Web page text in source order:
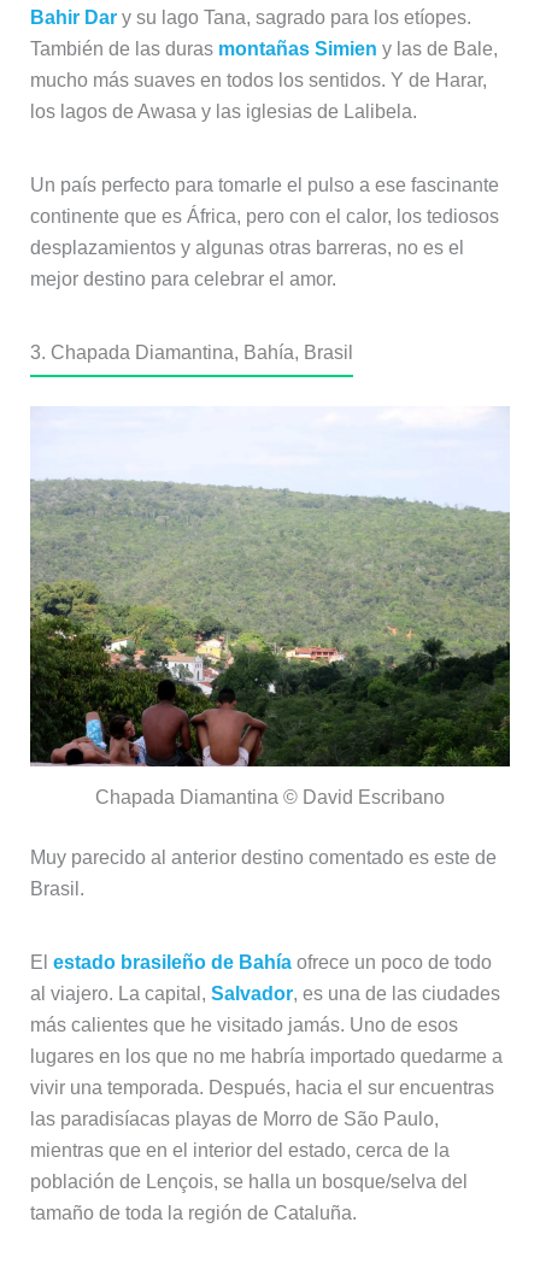
Bahir Dary su lago Tana, sagrado para los etíopes.
También de las duras montañas Simien y las de Bale,
mucho más suaves en todos los sentidos. Y de Harar,
los lagos de Awasa y las iglesias de Lalibela.
Un país perfecto para tomarle el pulso a ese fascinante
continente que es África, pero con el calor, los tediosos
desplazamientos y algunas otras barreras, no es el
mejor destino para celebrar el amor.
3. Chapada Diamantina, Bahía, Brasil
Chapada Diamantina © David Escribano
Muy parecido al anterior destino comentado es este de
Brasil.
El estado brasileño de Bahíaofrece un poco de todo
al viajero. La capital, Salvador, es una de las ciudades
más calientes que he visitado jamás. Uno de esos
lugares en los que no me habría importado quedarme a
vivir una temporada. Después, hacia el sur encuentras
las paradisíacas playas de Morro de São Paulo,
mientras que en el interior del estado, cerca de la
población de Lençois, se halla un bosque/selva del
tamaño de toda la región de Cataluña.